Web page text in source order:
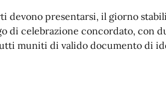
devono presentarsi, il giorno
di celebrazione concordato, con
muniti di valido documento di